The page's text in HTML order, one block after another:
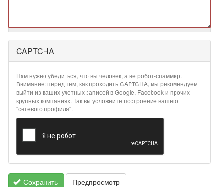
Более
подробная
информация
текстовых
форматах
CAPTCHA
Нам нужно убедиться, что вы человек, а не робот-спаммер.
Внимание: перед тем, как проходить CAPTCHA, мы рекомендуем
выйти из ваших учетных записей в Google, Facebook и прочих
крупных компаниях. Так вы усложните построение вашего
"сетевого профиля".
Сохранить Предпросмотр